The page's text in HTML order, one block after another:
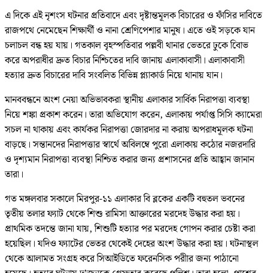
এ দিকে এই নৃশংস ঘটনার প্রতিবাদে এবং দৃষ্টান্তমূলক বিচারের ও ফাঁসির দাবিতে
রাজপথে নেমেছেন শিক্ষার্থী ও নানা শ্রেণিপেশার মানুষ। এতে ওই সড়কে যান
চলাচল বন্ধ হয় যায়। গতকাল বৃহস্পতিবার পল্লবী থানার ভেতরে ঢুকে বিােভ
করে অপরাধীর দ্রুত বিচার নিশ্চিতের দাবি জানায় এলাকাবাসী। এলাকাবাসী
হত্যার দ্রুত বিচারের দাবি সংবলিত বিভিন্ন প্ল্যাকার্ড নিয়ে থানায় যান।
মানববন্ধনে অংশ নেয়া অভিভাবকরা স্থানীয় এলাকার সার্বিক নিরাপত্তা ব্যবস্থা
নিয়ে শঙ্কা প্রকাশ করেন। তারা অভিযোগ করেন, এলাকায় পর্যাপ্ত সিসি ক্যামেরা
সচল না থাকায় এবং কার্যকর নিরাপত্তা জোরদার না করায় অপরাধমূলক ঘটনা
বাড়ছে। সন্তানদের নিরাপত্তার স্বার্থে অবিলম্বে পুরো এলাকায় কঠোর নজরদারি
ও দৃশ্যমান নিরাপত্তা ব্যবস্থা নিশ্চিত করার জন্য প্রশাসনের প্রতি আহ্বান জানান
তারা।
গত মঙ্গলবার সকালে মিরপুর-১১ এলাকার বি ব্লকের একটি বহুতল ভবনের
তৃতীয় তলার ফ্যাট থেকে শিশু রামিসা আক্তারের মরদেহ উদ্ধার করা হয়।
প্রাথমিক তদন্তে জানা যায়, শিশুটি হত্যার পর মরদেহ গোপন করার চেষ্টা করা
হয়েছিল। যদিও ফ্যাটের ভেতর থেকেই দেহের অংশ উদ্ধার করা হয়। ঘটনাস্থল
থেকে আলামত সংগ্রহ করে সিআইডিতে ফরেনসিক পরীার জন্য পাঠানো